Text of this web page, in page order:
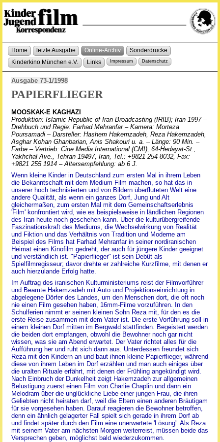
Home letzte Ausgabe Online-Archiv
Sonderdrucke
Kinderkino München e.V.
Links Impressum Datenschutz
Ausgabe 73-1/1998
PAPIERFLIEGER
MOOSKAK-E KAGHAZI
Produktion: Islamic Republic of Iran Broadcasting (IRIB); Iran 1997 –
Drehbuch und Regie: Farhad Mehranfar – Kamera: Morteza
Poursamadi – Darsteller: Hashem Hakemzadeh, Reza Hakemzadeh,
Asghar Kohan Ghanbarian, Anis Shakouri u. a. – Länge: 90 Min. –
Farbe – Vertrieb: Cine Media International (CMI), 64-Hedayat-St.,
Yakhchal Ave., Tehran 19497, Iran, Tel.: +9821 254 8032, Fax:
+9821 255 1914 – Altersempfehlung: ab 6 J.
Wenn kleine Kinder in Deutschland zum ersten Mal in ihrem Leben
die Bekanntschaft mit dem Medium Film machen, so hat das in
unserer hoch technisierten und von Bildern überfluteten Welt eine
andere Qualität, als wenn ein ganzes Dorf, Jung und Alt
gleichermaßen, zum ersten Mal mit dem Gemeinschaftserlebnis
'Film' konfrontiert wird, wie es beispielsweise in ländlichen Regionen
des Iran heute noch geschehen kann. Über die kulturübergreifende
Faszinationskraft des Mediums, die Wechselwirkung von Realität
und Fiktion und das Verhältnis von Tradition und Moderne am
Beispiel des Films hat Farhad Mehranfar in seiner nordiranischen
Heimat einen Kinofilm gedreht, der auch für jüngere Kinder geeignet
und verständlich ist. "Papierflieger" ist sein Debüt als
Spielfilmregisseur; davor drehte er zahlreiche Kurzfilme, mit denen er
auch hierzulande Erfolg hatte.
Im Auftrag des iranischen Kulturministeriums reist der Filmvorführer
und Beamte Hakemzadeh mit Auto und Projektionseinrichtung in
abgelegene Dörfer des Landes, um den Menschen dort, die oft noch
nie einen Film gesehen haben, 16mm-Filme vorzuführen. In den
Schulferien nimmt er seinen kleinen Sohn Reza mit, für den es die
erste Reise zusammen mit dem Vater ist. Die erste Vorführung soll in
einem kleinen Dorf mitten im Bergwald stattfinden. Begeistert werden
die beiden dort empfangen, obwohl die Bewohner noch gar nicht
wissen, was sie am Abend erwartet. Der Vater richtet alles für die
Aufführung her und ruht sich dann aus. Unterdessen freundet sich
Reza mit den Kindern an und baut ihnen kleine Papierflieger, während
diese von ihrem Leben im Dorf erzählen und man auch einiges über
die uralten Rituale erfährt, mit denen der Frühling angekündigt wird.
Nach Einbruch der Dunkelheit zeigt Hakemzadeh zur allgemeinen
Belustigung zuerst einen Film von Charlie Chaplin und dann ein
Melodram über die unglückliche Liebe einer jungen Frau, die ihren
Geliebten nicht heiraten darf, weil die Eltern einen anderen Bräutigam
für sie vorgesehen haben. Darauf reagieren die Bewohner betroffen,
denn ein ähnlich gelagerter Fall spielt sich gerade in ihrem Dorf ab
und findet später durch den Film eine unerwartete 'Lösung'. Als Reza
mit seinem Vater am nächsten Morgen weiterreist, müssen beide das
Versprechen geben, möglichst bald wiederzukommen.